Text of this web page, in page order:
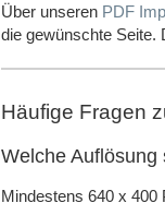
Über unseren PDF
die gewünschte Seite.
Häufige Fragen
Welche
Mindestens 640 x 400